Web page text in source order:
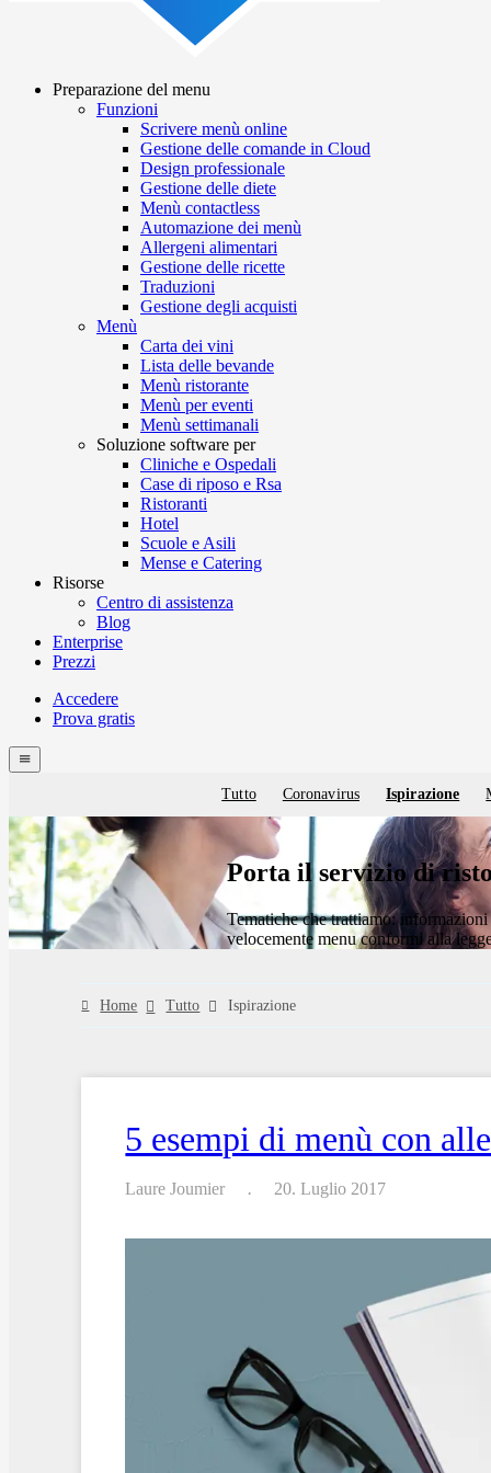
navigation
Preparazione del menu
Funzioni
Scrivere menù online
Gestione delle comande in Cloud
Design professionale
Gestione delle diete
Menù contactless
Automazione dei menù
Allergeni alimentari
Gestione delle ricette
Traduzioni
Gestione degli acquisti
Menù
Carta dei vini
Lista delle bevande
Menù ristorante
Menù per eventi
Menù settimanali
Soluzione software per
Cliniche e Ospedali
Case di riposo e Rsa
Ristoranti
Hotel
Scuole e Asili
Mense e Catering
Risorse
Centro di assistenza
Blog
Enterprise
Prezzi
Menutech
navigation
Accedere
Prova gratis
menu
Blog
categories
Tutto Coronavirus Ispirazione
Porta il servizio di
Tematiche che trattiamo:
velocemente menu conformi alla
Home Tutto Ispirazione
5 esempi di menù con
Laure Joumier 20. Luglio 2017